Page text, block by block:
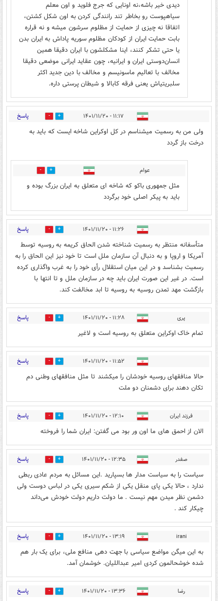
دیدی خیر باشه،نه اونایی که جرج فلوید و اون معلم
سیاهپوست رو بخاطر تند رانندگی کردن به اون شکل کشتن،
اتفاقا نه چیزی از حمایت از مظلوم سرشون میشه و نه قراره
بابت حمایت ایران از کودکان مظلوم سوریه پاداش به ایران بدن
یا حتی تشکر کنند، اینا مشکلشون با ایران دقیقا همین
انسان‌دوستی ایران و ایرانیه، چون عقاید ایرانی موضعی دقیقا
مخالف با تعالیم ماسونیسم و مخالف با دین جدید اکثر
سلبریتیاش یعنی فرقه کابالا و شیطان پرستی داره.
۱۱:۱۷ - ۱۴۰۱/۱۱/۲۰ 10 پاسخ
ولی من به رسمیت میشناسم در کل اوکراین شاخه ایست که باید به
درخت باز گردد
عوام 5
مثل جمهوری باکو که شاخه ای متعلق به ایران بزرگ بوده و
باید به پیکر اصلی خود برگردد
۱۱:۲۶ - ۱۴۰۱/۱۱/۲۰ 2 پاسخ
متأسفانه منتظر به رسمیت شناخته شدن الحاق کریمه به روسیه توسط
آمریکا و اروپا و به دنبال آن سازمان ملل است تا خود نیز این الحاق را به
رسمیت بشناسد و در این میان استقلال رأی خود را به غرب واگذاری کرده
است. در غیر این صورت ایران باید چه در سازمان ملل و تا انتها با
بازگشت مهد تمدن روسیه به روسیه تا ابد مخالفت کند.
پری ۱۱:۲۸ - ۱۴۰۱/۱۱/۲۰ 10 پاسخ
تمام خاک اوکراین متعلق به روسیه است و لاغیر
۱۱:۵۲ - ۱۴۰۱/۱۱/۲۰ 4 پاسخ
حالا منافقهای روسیه خودشان را میکشند تا مثل منافقهای وطنی دم
تکان دهند برای دشمنان دو ملت
فرزند ایران ۱۲:۱۰ - ۱۴۰۱/۱۱/۲۰ 5 پاسخ
الان از احمق های ما اون ور بود می گفتن: ایران شما را فروخته
صفدر ۱۲:۳۵ - ۱۴۰۱/۱۱/۲۰ 0 پاسخ
سیاست را به سیاست مدار ها بسپارید .این مسائل به مردم عادی ربطی
ندارد ، حالا یکی پای منقل یکی از شکم سیری یکی در لباس دوست ولی
دشمن نظر میدن مهم نیست ‌. ما دولت داریم دولت خودش می‌داند
چیکار کند .
irani ۱۳:۱۹ - ۱۴۰۱/۱۱/۲۰ 0 پاسخ
به این میگن مواضع سیاسی با جهت دهی منافع ملی، برای یک بار هم
شده خوشحالمون کردی امیر عبداللیان. خوشمان آمد.
رضا ۱۳:۳۶ - ۱۴۰۱/۱۱/۲۰ 0 پاسخ